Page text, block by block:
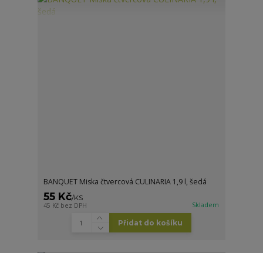
BANQUET Miska čtvercová CULINARIA 1,9 l, šedá
55 Kč/KS
45 Kč bez DPH Skladem
Přidat do košíku